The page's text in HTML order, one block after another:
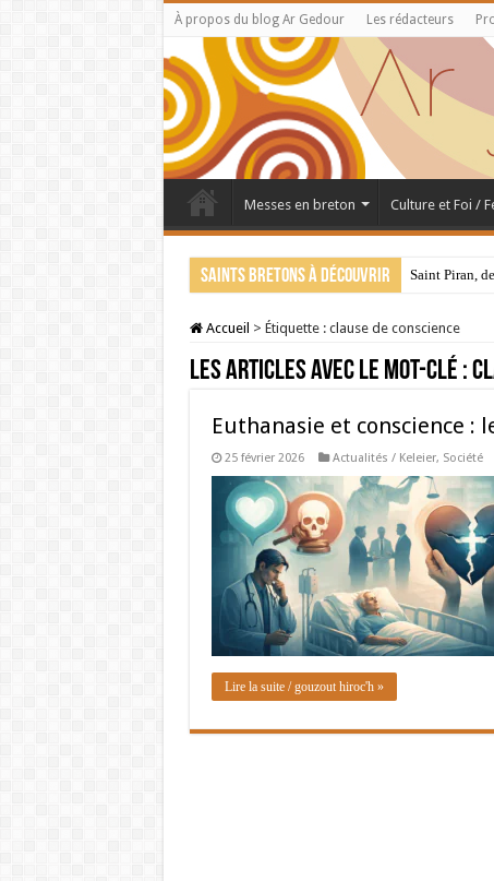
À propos du blog Ar Gedour Les rédacteurs
Messes en breton Culture et Foi /
Saints bretons à découvrir Saint Piran,
Accueil > Étiquette : clause de conscience
Les articles avec le mot-clé :
Euthanasie et conscience :
25 février 2026 Actualités / Keleier, Société
Lire la suite / gouzout hiroc'h »